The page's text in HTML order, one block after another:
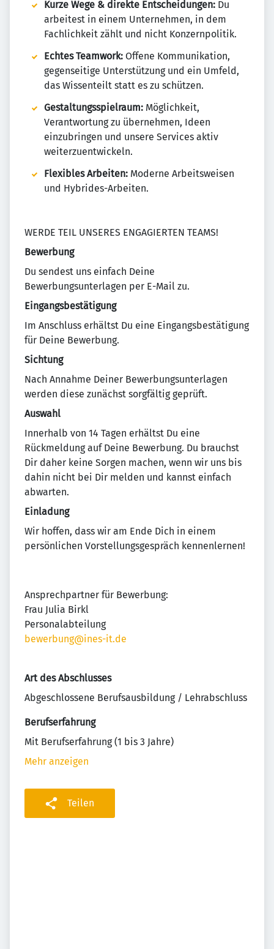
Kurze Wege & direkte Entscheidungen: Du
arbeitest in einem Unternehmen, in dem
Fachlichkeit zählt und nicht Konzernpolitik.
Echtes Teamwork: Offene Kommunikation,
gegenseitige Unterstützung und ein Umfeld,
das Wissenteilt statt es zu schützen.
Gestaltungsspielraum: Möglichkeit,
Verantwortung zu übernehmen, Ideen
einzubringen und unsere Services aktiv
weiterzuentwickeln.
Flexibles Arbeiten: Moderne Arbeitsweisen
und Hybrides-Arbeiten.
WERDE TEIL UNSERES ENGAGIERTEN TEAMS!
Bewerbung
Du sendest uns einfach Deine
Bewerbungsunterlagen per E-Mail zu.
Eingangsbestätigung
Im Anschluss erhältst Du eine Eingangsbestätigung
für Deine Bewerbung.
Sichtung
Nach Annahme Deiner Bewerbungsunterlagen
werden diese zunächst sorgfältig geprüft.
Auswahl
Innerhalb von 14 Tagen erhältst Du eine
Rückmeldung auf Deine Bewerbung. Du brauchst
Dir daher keine Sorgen machen, wenn wir uns bis
dahin nicht bei Dir melden und kannst einfach
abwarten.
Einladung
Wir hoffen, dass wir am Ende Dich in einem
persönlichen Vorstellungsgespräch kennenlernen!
Ansprechpartner für Bewerbung:
Frau Julia Birkl
Personalabteilung
bewerbung@ines-it.de
Art des Abschlusses
Abgeschlossene Berufsausbildung / Lehrabschluss
Berufserfahrung
Mit Berufserfahrung (1 bis 3 Jahre)
Mehr anzeigen
Teilen